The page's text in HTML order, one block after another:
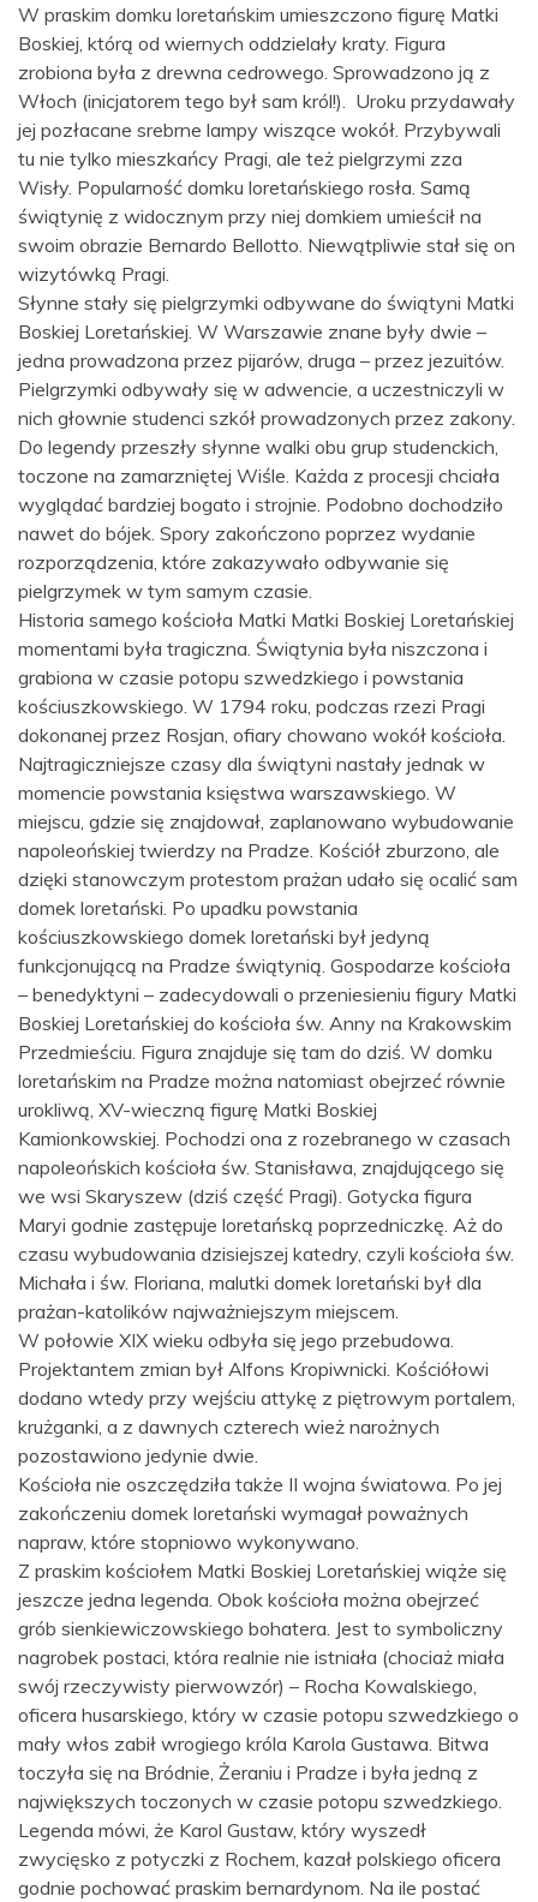
W praskim domku loretańskim umieszczono figurę Matki
Boskiej, którą od wiernych oddzielały kraty. Figura
zrobiona była z drewna cedrowego. Sprowadzono ją z
Włoch (inicjatorem tego był sam król!). Uroku przydawały
jej pozłacane srebrne lampy wiszące wokół. Przybywali
tu nie tylko mieszkańcy Pragi, ale też pielgrzymi zza
Wisły. Popularność domku loretańskiego rosła. Samą
świątynię z widocznym przy niej domkiem umieścił na
swoim obrazie Bernardo Bellotto. Niewątpliwie stał się on
wizytówką Pragi.
Słynne stały się pielgrzymki odbywane do świątyni Matki
Boskiej Loretańskiej. W Warszawie znane były dwie –
jedna prowadzona przez pijarów, druga – przez jezuitów.
Pielgrzymki odbywały się w adwencie, a uczestniczyli w
nich głownie studenci szkół prowadzonych przez zakony.
Do legendy przeszły słynne walki obu grup studenckich,
toczone na zamarzniętej Wiśle. Każda z procesji chciała
wyglądać bardziej bogato i strojnie. Podobno dochodziło
nawet do bójek. Spory zakończono poprzez wydanie
rozporządzenia, które zakazywało odbywanie się
pielgrzymek w tym samym czasie.
Historia samego kościoła Matki Matki Boskiej Loretańskiej
momentami była tragiczna. Świątynia była niszczona i
grabiona w czasie potopu szwedzkiego i powstania
kościuszkowskiego. W 1794 roku, podczas rzezi Pragi
dokonanej przez Rosjan, ofiary chowano wokół kościoła.
Najtragiczniejsze czasy dla świątyni nastały jednak w
momencie powstania księstwa warszawskiego. W
miejscu, gdzie się znajdował, zaplanowano wybudowanie
napoleońskiej twierdzy na Pradze. Kościół zburzono, ale
dzięki stanowczym protestom prażan udało się ocalić sam
domek loretański. Po upadku powstania
kościuszkowskiego domek loretański był jedyną
funkcjonującą na Pradze świątynią. Gospodarze kościoła
– benedyktyni – zadecydowali o przeniesieniu figury Matki
Boskiej Loretańskiej do kościoła św. Anny na Krakowskim
Przedmieściu. Figura znajduje się tam do dziś. W domku
loretańskim na Pradze można natomiast obejrzeć równie
urokliwą, XV-wieczną figurę Matki Boskiej
Kamionkowskiej. Pochodzi ona z rozebranego w czasach
napoleońskich kościoła św. Stanisława, znajdującego się
we wsi Skaryszew (dziś część Pragi). Gotycka figura
Maryi godnie zastępuje loretańską poprzedniczkę. Aż do
czasu wybudowania dzisiejszej katedry, czyli kościoła św.
Michała i św. Floriana, malutki domek loretański był dla
prażan-katolików najważniejszym miejscem.
W połowie XIX wieku odbyła się jego przebudowa.
Projektantem zmian był Alfons Kropiwnicki. Kościółowi
dodano wtedy przy wejściu attykę z piętrowym portalem,
krużganki, a z dawnych czterech wież narożnych
pozostawiono jedynie dwie.
Kościoła nie oszczędziła także II wojna światowa. Po jej
zakończeniu domek loretański wymagał poważnych
napraw, które stopniowo wykonywano.
Z praskim kościołem Matki Boskiej Loretańskiej wiąże się
jeszcze jedna legenda. Obok kościoła można obejrzeć
grób sienkiewiczowskiego bohatera. Jest to symboliczny
nagrobek postaci, która realnie nie istniała (chociaż miała
swój rzeczywisty pierwowzór) – Rocha Kowalskiego,
oficera husarskiego, który w czasie potopu szwedzkiego o
mały włos zabił wrogiego króla Karola Gustawa. Bitwa
toczyła się na Bródnie, Żeraniu i Pradze i była jedną z
największych toczonych w czasie potopu szwedzkiego.
Legenda mówi, że Karol Gustaw, który wyszedł
zwycięsko z potyczki z Rochem, kazał polskiego oficera
godnie pochować praskim bernardynom. Na ile postać